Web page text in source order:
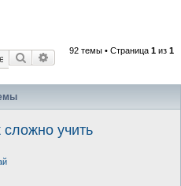
Поиск Расширенный поиск
92 темы • Страница 1 из 1
сложно учить